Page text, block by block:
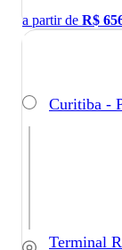
a partir de R$
Curitiba -
Terminal